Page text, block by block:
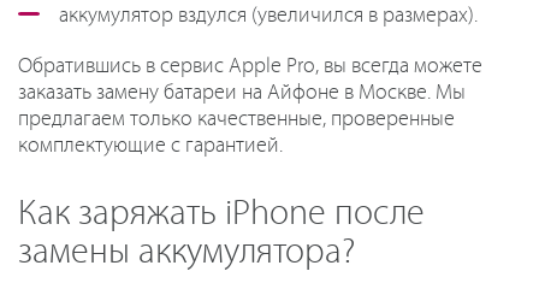
аккумулятор вздулся (увеличился в размерах).
Обратившись в сервис Apple Pro, вы всегда можете
заказать замену батареи на Айфоне в Москве. Мы
предлагаем только качественные, проверенные
комплектующие с гарантией.
Как заряжать iPhone после
замены аккумулятора?